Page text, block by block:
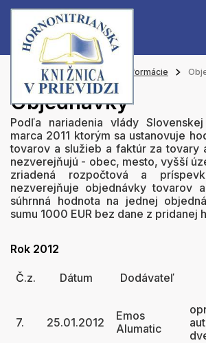
Hlavná stránka Verejné informácie
Objednávky
Podľa nariadenia vlády
marca 2011 ktorým sa ustanovuje
tovarov a služieb a faktúr za tovary
nezverejňujú - obec, mesto, vyšší
zriadená rozpočtová a
nezverejňuje objednávky tovarov
súhrnná hodnota na jednej
sumu 1000 EUR bez dane z pridanej
Rok 2012
Č.z. Dátum Dodávateľ
7. 25.01.2012
Emos
Alumatic